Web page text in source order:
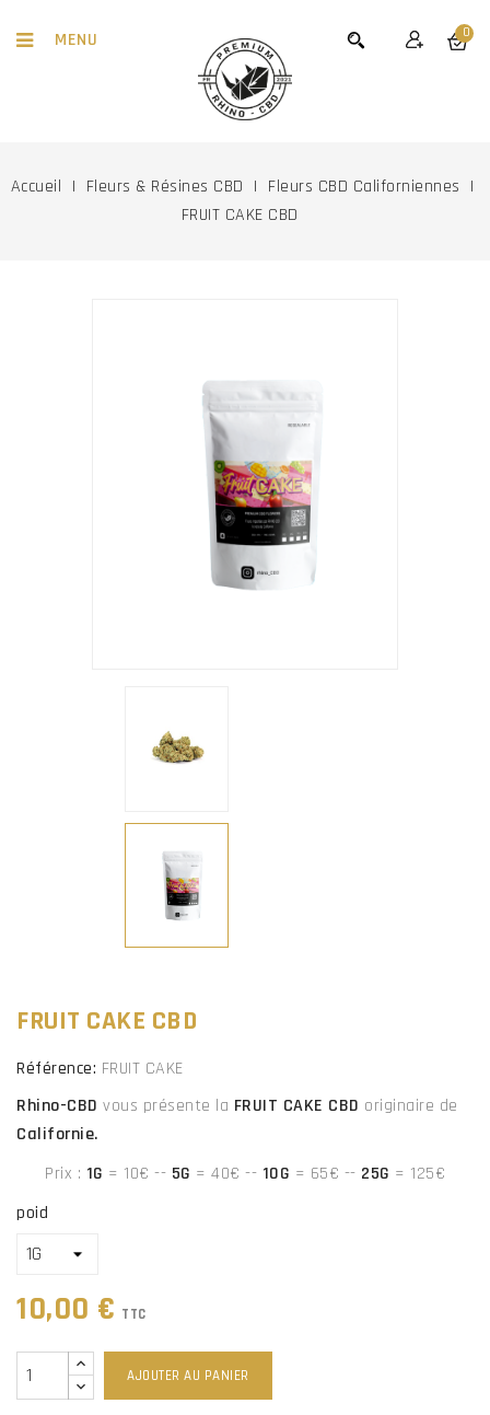
0
MENU
Accueil Fleurs & Résines CBD
Fleurs CBD Californiennes
FRUIT CAKE CBD
FRUIT CAKE CBD
Référence: FRUIT CAKE
Rhino-CBD vous présente la FRUIT CAKE CBD originaire de
Californie.
Prix : 1G = 10€ -- 5G = 40€ -- 10G = 65€ -- 25G = 125€
poid
10,00 € TTC
AJOUTER AU PANIER